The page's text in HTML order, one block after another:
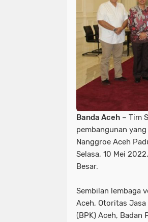
Banda Aceh – Tim
pembangunan
Nanggroe Aceh
Selasa, 10 Mei
Besar.
Sembilan lembaga
Aceh, Otoritas Jasa
(BPK) Aceh, Badan